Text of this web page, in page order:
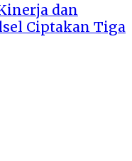
dan
Ciptakan Tiga